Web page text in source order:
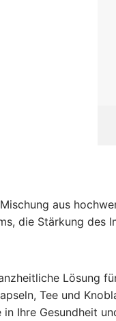
aus
die Stärkung des
Lösung
Tee und
Ihre Gesundheit